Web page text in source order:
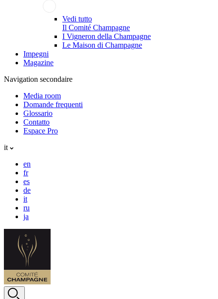
Vedi tutto
Il Comité Champagne
I Vigneron della Champagne
Le Maison di Champagne
Impegni
Magazine
Navigation secondaire
Media room
Domande frequenti
Glossario
Contatto
Espace Pro
it
en
fr
es
de
it
ru
ja